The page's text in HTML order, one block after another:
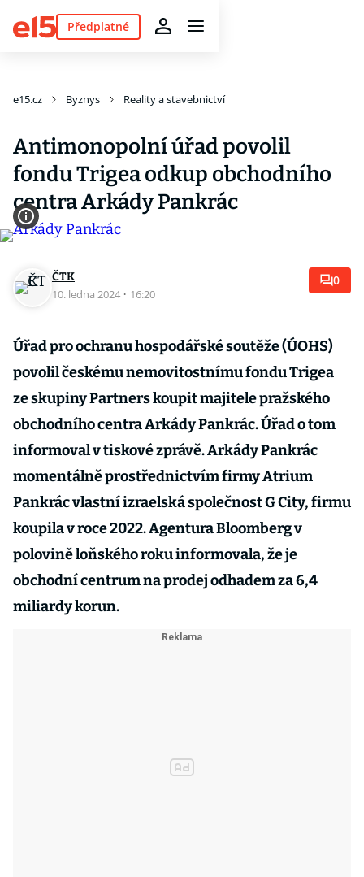
Předplatné
e15.cz Byznys Reality a stavebnictví
Antimonopolní úřad povolil
fondu Trigea odkup obchodního
centra Arkády Pankrác
ČTK
10. ledna 2024 · 16:20
0
Úřad pro ochranu hospodářské soutěže (ÚOHS)
povolil českému nemovitostnímu fondu Trigea
ze skupiny Partners koupit majitele pražského
obchodního centra Arkády Pankrác. Úřad o tom
informoval v tiskové zprávě. Arkády Pankrác
momentálně prostřednictvím firmy Atrium
Pankrác vlastní izraelská společnost G City, firmu
koupila v roce 2022. Agentura Bloomberg v
polovině loňského roku informovala, že je
obchodní centrum na prodej odhadem za 6,4
miliardy korun.